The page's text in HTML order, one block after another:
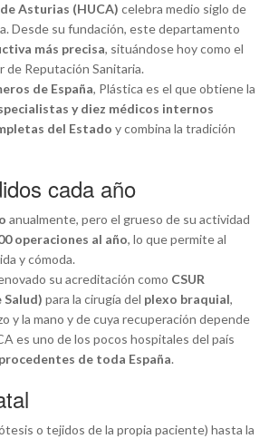
Asturias (HUCA) celebra medio siglo de
Desde su fundación, este departamento
más precisa, situándose hoy como el
de Reputación Sanitaria.
de España, Plástica es el que obtiene la
y diez médicos internos
del Estado y combina la tradición
cada año
anualmente, pero el grueso de su actividad
operaciones al año, lo que permite al
y cómoda.
su acreditación como CSUR
Salud) para la cirugía del plexo braquial,
y la mano y de cuya recuperación depende
es uno de los pocos hospitales del país
de toda España.
o tejidos de la propia paciente) hasta la